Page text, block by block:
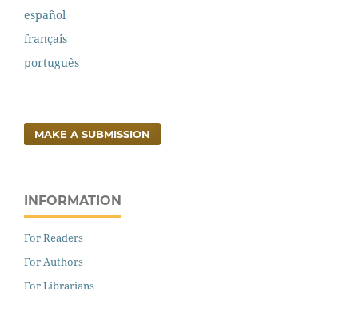
español
français
português
MAKE A SUBMISSION
INFORMATION
For Readers
For Authors
For Librarians